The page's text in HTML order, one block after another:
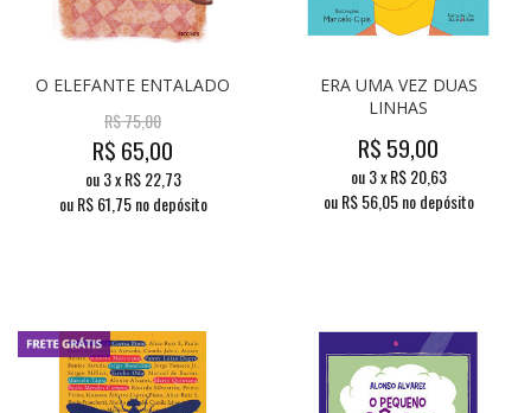
O ELEFANTE ENTALADO
R$75,00
R$ 65,00
ou3x R$22,73
ou R$61,75 no depósito
ERA UMA VEZ DUAS
LINHAS
R$ 59,00
ou3x R$20,63
ou R$56,05 no depósito